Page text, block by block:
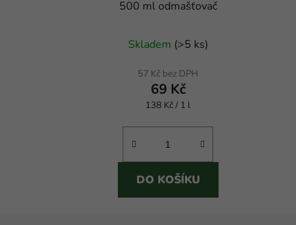
500 ml odmašťovač
Skladem (>5 ks)
57 Kč bez DPH
69 Kč
Měrná
138 Kč / 1 l
DO KOŠÍKU